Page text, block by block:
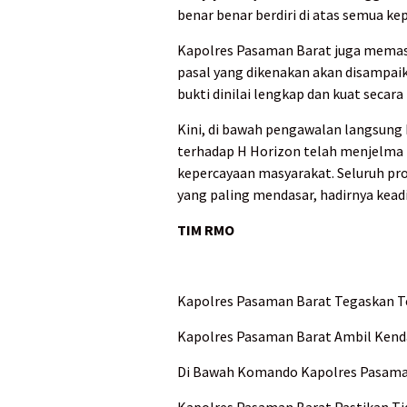
benar benar berdiri di atas semua
Kapolres Pasaman Barat juga
pasal yang dikenakan akan
bukti dinilai lengkap dan kuat secara
Kini, di bawah pengawalan
terhadap H Horizon telah menjelma
kepercayaan masyarakat. Seluruh
yang paling mendasar, hadirnya
TIM RMO
Kapolres Pasaman Barat Tegaskan
Kapolres Pasaman Barat Ambil
Di Bawah Komando Kapolres